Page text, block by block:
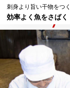
刺身より旨い干物をつ
効率よく魚をさばく